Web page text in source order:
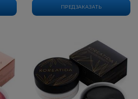
ПРЕДЗАКАЗАТЬ